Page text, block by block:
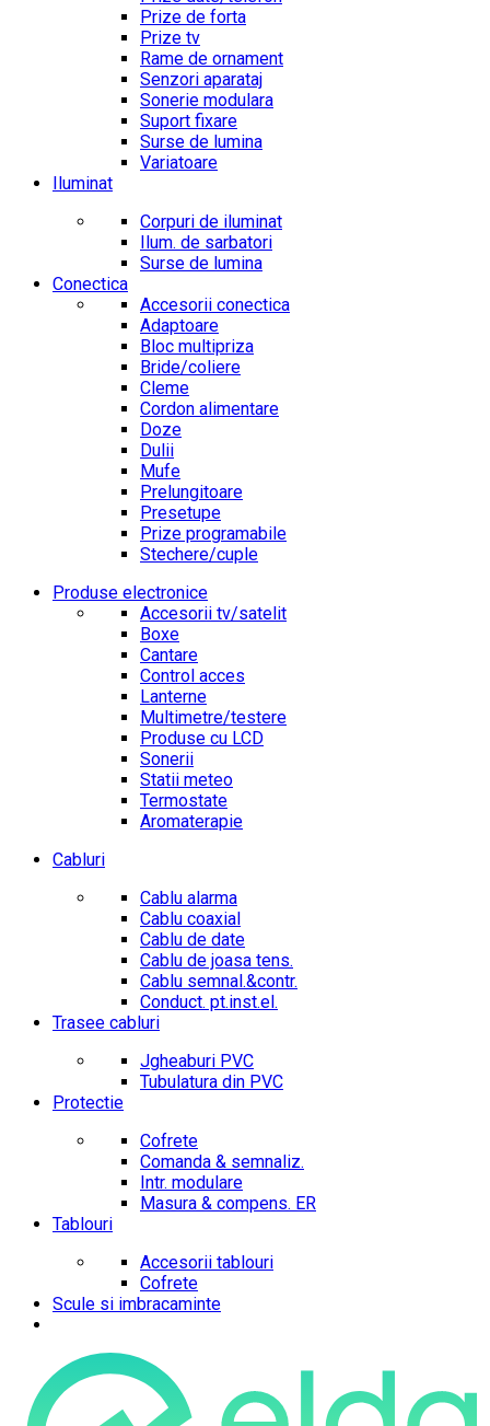
Prize de forta
Prize tv
Rame de ornament
Senzori aparataj
Sonerie modulara
Suport fixare
Surse de lumina
Variatoare
Iluminat
Corpuri de iluminat
Ilum. de sarbatori
Surse de lumina
Conectica
Accesorii conectica
Adaptoare
Bloc multipriza
Bride/coliere
Cleme
Cordon alimentare
Doze
Dulii
Mufe
Prelungitoare
Presetupe
Prize programabile
Stechere/cuple
Produse electronice
Accesorii tv/satelit
Boxe
Cantare
Control acces
Lanterne
Multimetre/testere
Produse cu LCD
Sonerii
Statii meteo
Termostate
Aromaterapie
Cabluri
Cablu alarma
Cablu coaxial
Cablu de date
Cablu de joasa tens.
Cablu semnal.&contr.
Conduct. pt.inst.el.
Trasee cabluri
Jgheaburi PVC
Tubulatura din PVC
Protectie
Cofrete
Comanda & semnaliz.
Intr. modulare
Masura & compens. ER
Tablouri
Accesorii tablouri
Cofrete
Scule si imbracaminte